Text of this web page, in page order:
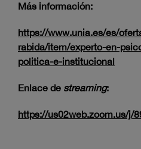
Más información:
https://www.unia.es/es/
rabida/item/experto-en-
politica-e-institucional
Enlace de streaming:
https://us02web.zoom.us/j/